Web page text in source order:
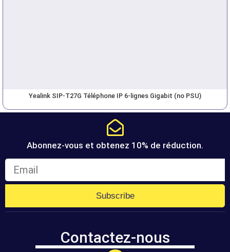
Yealink SIP-T27G Téléphone IP 6-lignes Gigabit (no PSU)
Abonnez-vous et obtenez 10% de réduction.
Subscribe
Contactez-nous